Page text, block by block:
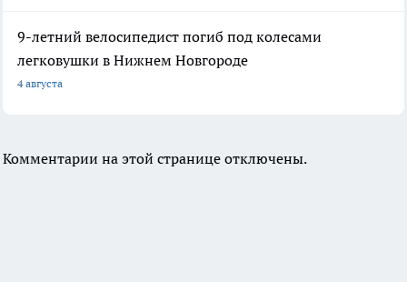
9-летний велосипедист погиб под колесами
легковушки в Нижнем Новгороде
4 августа
Комментарии на этой странице отключены.